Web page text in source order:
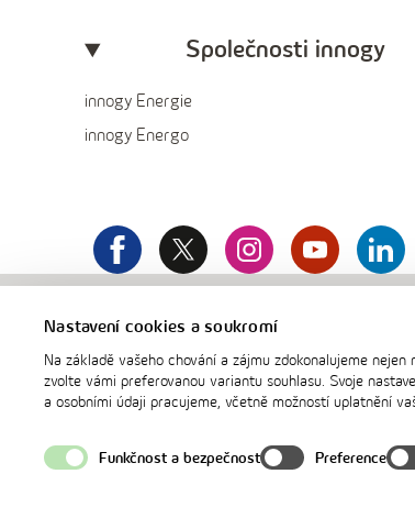
Nastavení cookies a soukromí
Na základě vašeho chování a zájmu zdokonalujeme
zvolte vámi preferovanou variantu souhlasu. Svoje
a osobními údaji pracujeme, včetně možností uplatnění
Funkčnost a bezpečnost Preference
Společnosti innogy
innogy Energie
innogy Energo
facebook
x
innogy
instagramyoutube